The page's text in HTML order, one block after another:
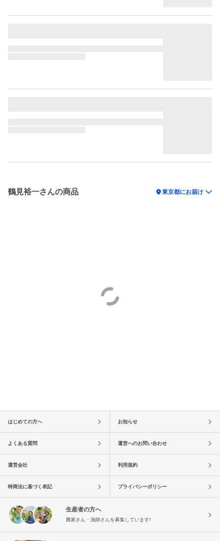
鶴見裕一さんの商品 location_on東京都にお届け
はじめての方へ お知らせ
よくある質問 運営へのお問い合わせ
運営会社 利用規約
特商法に基づく表記 プライバシーポリシー
生産者の方へ
農家さん・漁師さんを募集しています!